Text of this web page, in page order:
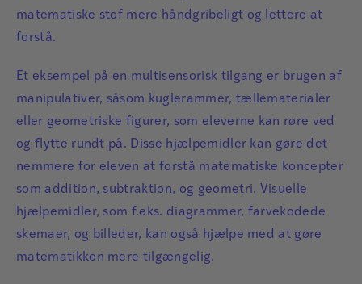
matematiske stof mere håndgribeligt og lettere at
forstå.
Et eksempel på en multisensorisk tilgang er brugen af
manipulativer, såsom kuglerammer, tællematerialer
eller geometriske figurer, som eleverne kan røre ved
og flytte rundt på. Disse hjælpemidler kan gøre det
nemmere for eleven at forstå matematiske koncepter
som addition, subtraktion, og geometri. Visuelle
hjælpemidler, som f.eks. diagrammer, farvekodede
skemaer, og billeder, kan også hjælpe med at gøre
matematikken mere tilgængelig.